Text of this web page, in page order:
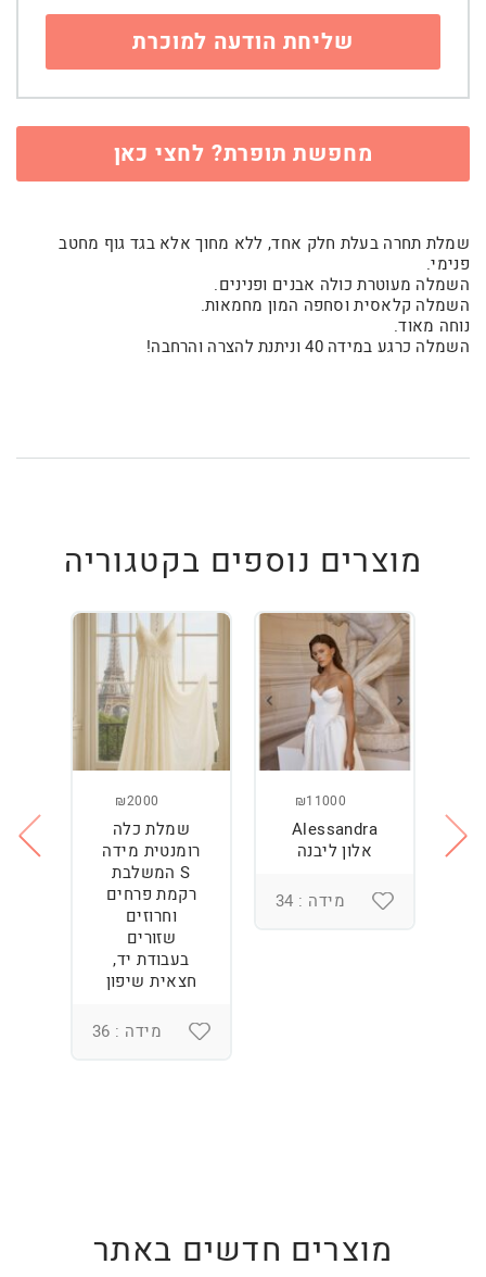
מחפשת תופרת? לחצי כאן
שמלת תחרה בעלת חלק אחד, ללא מחוך אלא בגד גוף מחטב
פנימי.
השמלה מעוטרת כולה אבנים ופנינים.
השמלה קלאסית וסחפה המון מחמאות.
נוחה מאוד.
השמלה כרגע במידה 40 וניתנת להצרה והרחבה!
מוצרים נוספים בקטגוריה
₪11000
Alessandra
אלון ליבנה
מידה : 34
₪2000
שמלת כלה
רומנטית מידה
S המשלבת
רקמת פרחים
וחרוזים
שזורים
בעבודת יד,
חצאית שיפון
מידה : 36
מוצרים חדשים באתר